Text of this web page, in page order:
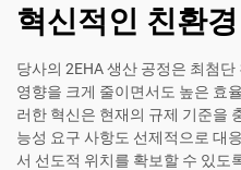
혁신적인 친환
당사의 2EHA 생산 공정은 최첨
영향을 크게 줄이면서도 높은 효
러한 혁신은 현재의 규제 기준을
능성 요구 사항도 선제적으로 대
서 선도적 위치를 확보할 수 있도